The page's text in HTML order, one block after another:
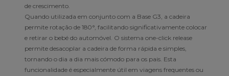
de crescimento.
Quando utilizada em conjunto com a Base G3, a cadeira
permite rotação de 180°, facilitando significativamente colocar
e retirar o bebé do automóvel. O sistema one-click release
permite desacoplar a cadeira de forma rápida e simples,
tornando o dia a dia mais cómodo para os pais. Esta
funcionalidade é especialmente útil em viagens frequentes ou